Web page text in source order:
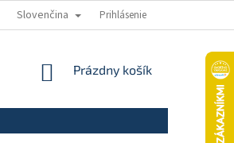
REKLAMAČNÝ PORIADOK
Slovenčina Prihlásenie
NÁKUPNÝ
Prázdny košík